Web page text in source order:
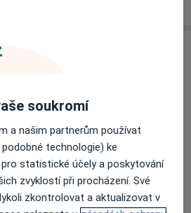
9,Praha190 00
mapu
se otevře v nové záložce
kalendář není aktivní
udělat?
soukromí
a našim partnerům používat
technologie) ke
statistické účely a poskytování
zvyklostí při procházení. Své
zkontrolovat a aktualizovat v